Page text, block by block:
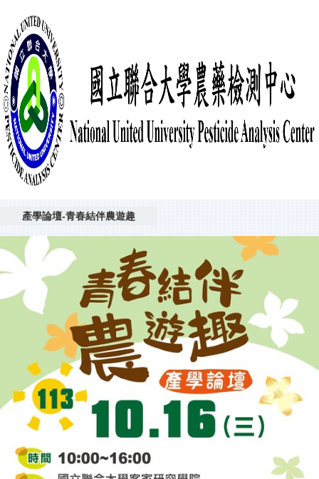
產學論壇-青春結伴農遊趣